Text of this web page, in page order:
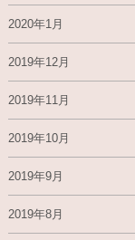
2020年1月
2019年12月
2019年11月
2019年10月
2019年9月
2019年8月